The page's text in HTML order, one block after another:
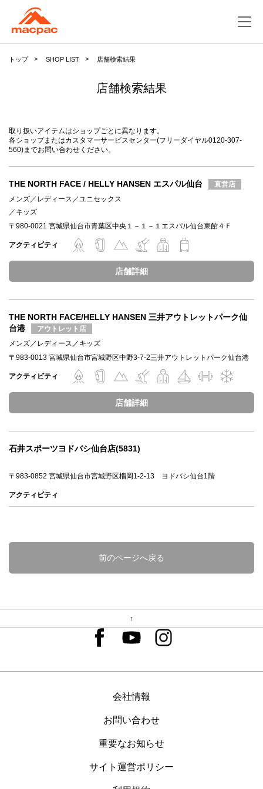
トップ SHOP LIST 店舗検索結果
店舗検索結果
取り扱いアイテムはショップごとに異なります。
各ショップまたはカスタマーサービスセンター(フリーダイヤル0120-307-
560)までお問い合わせください。
THE NORTH FACE / HELLY HANSEN エスパル仙台
直営店
メンズ
レディース
ユニセックス
キッズ
〒980-0021 宮城県仙台市青葉区中央１－１－１エスパル仙台東館４Ｆ
アクティビティ
店舗詳細
THE NORTH FACE/HELLY HANSEN 三井アウトレットパーク仙
台港
アウトレット店
メンズ
レディース
キッズ
〒983-0013 宮城県仙台市宮城野区中野3-7-2三井アウトレットパーク仙台港
アクティビティ
店舗詳細
石井スポーツヨドバシ仙台店(5831)
〒983-0852 宮城県仙台市宮城野区榴岡1-2-13 ヨドバシ仙台1階
アクティビティ
前のページへ戻る
↑
会社情報
お問い合わせ
重要なお知らせ
サイト運営ポリシー